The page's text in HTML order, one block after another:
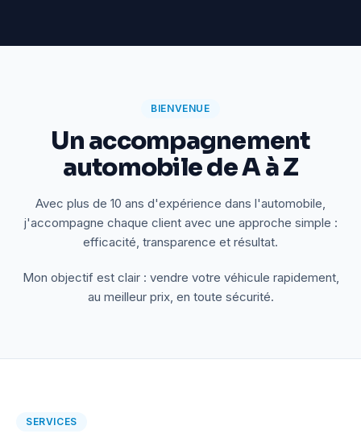
BIENVENUE
Un accompagnement
automobile de A à Z
Avec plus de 10 ans d'expérience dans l'automobile,
j'accompagne chaque client avec une approche simple :
efficacité, transparence et résultat.
Mon objectif est clair : vendre votre véhicule rapidement,
au meilleur prix, en toute sécurité.
SERVICES